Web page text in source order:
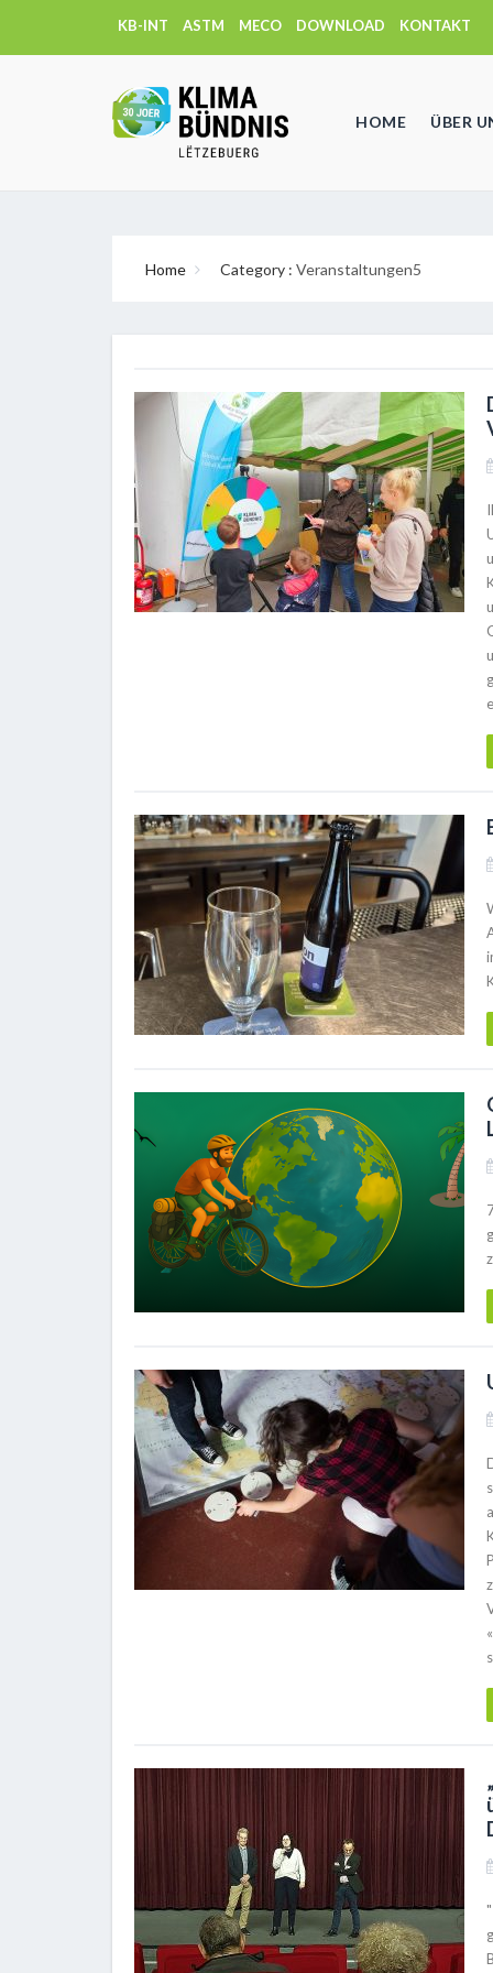
KB-INT ASTM MECO DOWNLOAD KONTAKT
HOME ÜBER
Home Category : Veranstaltungen5